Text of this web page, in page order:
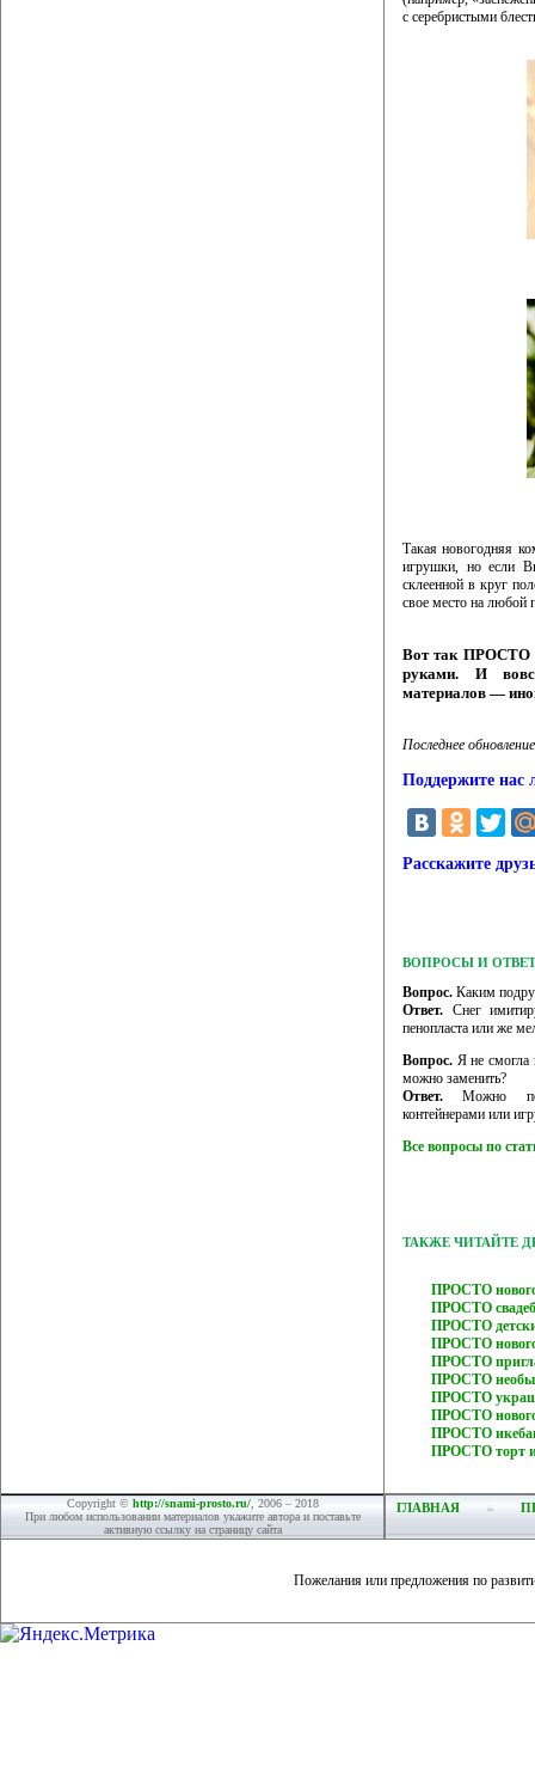
с серебристыми
Такая новогодняя
игрушки, но если
склеенной в круг
свое место на любой
Вот так ПРОСТО
руками. И
материалов —
Последнее
Поддержите нас
Расскажите
ВОПРОСЫ И
Вопрос. Каким
Ответ. Снег
пенопласта или же
Вопрос. Я не смогла
можно заменить?
Ответ. Можно
контейнерами или
Все вопросы по
ТАКЖЕ ЧИТАЙТЕ
ПРОСТО
ПРОСТО
ПРОСТО
ПРОСТО
ПРОСТО
ПРОСТО
ПРОСТО
ПРОСТО
ПРОСТО
ПРОСТО торт
Copyright © http://snami-prosto.ru/, 2006 – 2018
При любом использовании материалов укажите автора и поставьте
активную ссылку на страницу сайта
ГЛАВНАЯ
Пожелания или предложения по